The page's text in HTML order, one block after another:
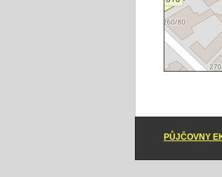
PŮJČOVNY